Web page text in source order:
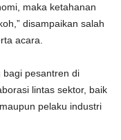
maka ketahanan
disampaikan salah
acara.
bagi pesantren di
lintas sektor, baik
pelaku industri